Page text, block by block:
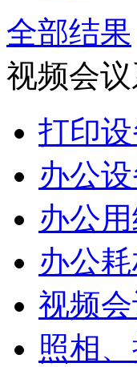
全部结果
视频会
打印
办公
办公
办公
视频
照相